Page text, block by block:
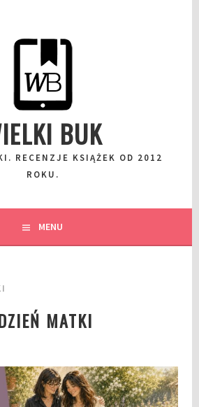
BUK
RECENZJE KSIĄŻEK OD 2012
ROKU.
MENU
MATKI